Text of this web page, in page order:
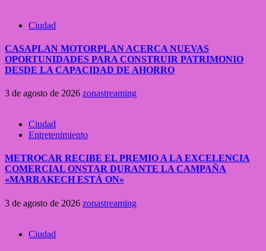
Ciudad
CASAPLAN MOTORPLAN ACERCA NUEVAS
OPORTUNIDADES PARA CONSTRUIR PATRIMONIO
DESDE LA CAPACIDAD DE AHORRO
3 de agosto de 2026 zonastreaming
Ciudad
Entretenimiento
METROCAR RECIBE EL PREMIO A LA EXCELENCIA
COMERCIAL ONSTAR DURANTE LA CAMPAÑA
«MARRAKECH ESTÁ ON»
3 de agosto de 2026 zonastreaming
Ciudad